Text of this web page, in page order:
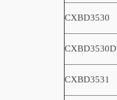
CXBD3530
CXBD3530D
CXBD3531